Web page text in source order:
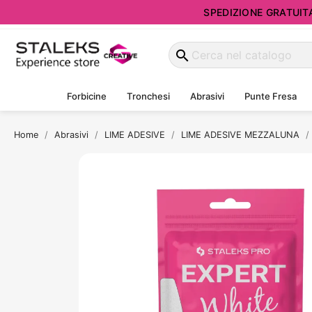
SPEDIZIONE
search
Forbicine Tronchesi Abrasivi Punte Fresa
Home Abrasivi LIME ADESIVE LIME ADESIVE MEZZALUNA